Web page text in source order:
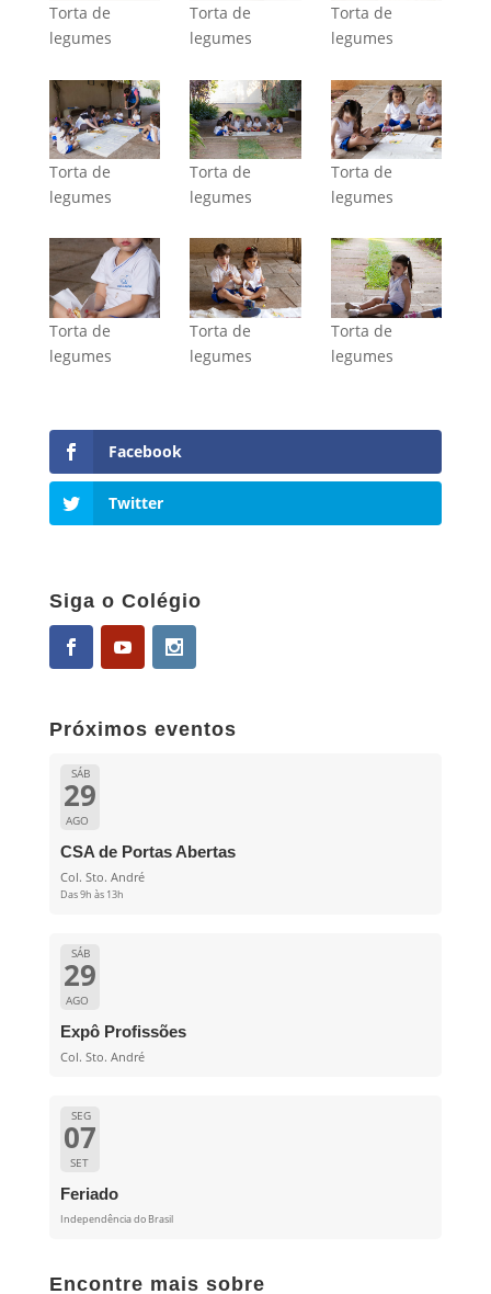
Torta de
legumes
Torta de
legumes
Torta de
legumes
Torta de
legumes
Torta de
legumes
Torta de
legumes
Torta de
legumes
Torta de
legumes
Torta de
legumes
Facebook
Twitter
Siga o Colégio
Próximos eventos
SÁB
29
AGO
CSA de Portas Abertas
Col. Sto. André
Das 9h às 13h
SÁB
29
AGO
Expô Profissões
Col. Sto. André
SEG
07
SET
Feriado
Independência do Brasil
Encontre mais sobre